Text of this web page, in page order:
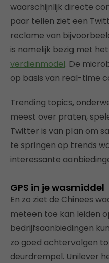
waarschijnlijk directe
paar tellen ziet een
reclame van
is namelijk bezig met
verdienmodel. De
op basis van real-time
Trending topics,
meest over praten,
Twitter is van plan om
te springen op trends
interessante
GPS in je wasmiddel
En zo ziet de Chinees
meteen toe kan leiden
bedrijfsaanbiedingen
zo goed achtervolgen
deurdrempel. Unilever